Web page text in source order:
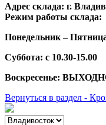
Адрес склада: г.
Режим работы склада:
Понедельник –
Суббота: с 10.30-15.00
Воскресенье:
Вернуться в раздел -